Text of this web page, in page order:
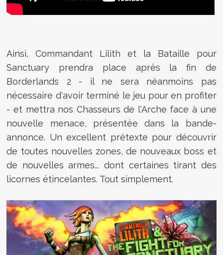
Ainsi, Commandant Lilith et la Bataille pour
Sanctuary prendra place après la fin de
Borderlands 2 - il ne sera néanmoins pas
nécessaire d'avoir terminé le jeu pour en profiter
- et mettra nos Chasseurs de l'Arche face à une
nouvelle menace, présentée dans la bande-
annonce. Un excellent prétexte pour découvrir
de toutes nouvelles zones, de nouveaux boss et
de nouvelles armes... dont certaines tirant des
licornes étincelantes. Tout simplement.